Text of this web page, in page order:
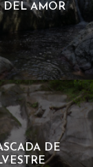
DEL AMOR
À PISCINE
DE POZO DEL
DE